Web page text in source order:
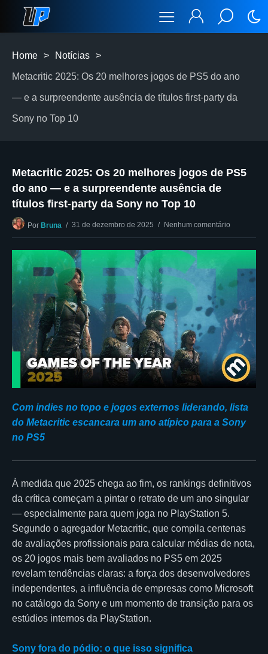
Home > Notícias >
Metacritic 2025: Os 20 melhores jogos de PS5 do ano
— e a surpreendente ausência de títulos first-party da
Sony no Top 10
Metacritic 2025: Os 20 melhores jogos de PS5
do ano — e a surpreendente ausência de
títulos first-party da Sony no Top 10
Por Bruna 31 de dezembro de 2025 Nenhum comentário
Com indies no topo e jogos externos liderando, lista
do Metacritic escancara um ano atípico para a Sony
no PS5
À medida que 2025 chega ao fim, os rankings definitivos
da crítica começam a pintar o retrato de um ano singular
— especialmente para quem joga no PlayStation 5.
Segundo o agregador Metacritic, que compila centenas
de avaliações profissionais para calcular médias de nota,
os 20 jogos mais bem avaliados no PS5 em 2025
revelam tendências claras: a força dos desenvolvedores
independentes, a influência de empresas como Microsoft
no catálogo da Sony e um momento de transição para os
estúdios internos da PlayStation.
Sony fora do pódio: o que isso significa